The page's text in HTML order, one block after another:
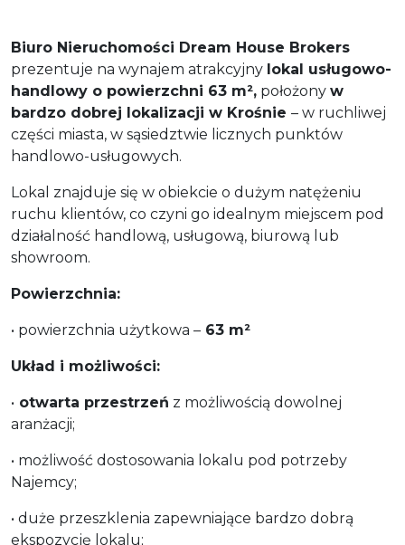
Biuro Nieruchomości Dream House Brokers
prezentuje na wynajem atrakcyjny lokal usługowo-
handlowy o powierzchni 63 m², położony w
bardzo dobrej lokalizacji w Krośnie – w ruchliwej
części miasta, w sąsiedztwie licznych punktów
handlowo-usługowych.
Lokal znajduje się w obiekcie o dużym natężeniu
ruchu klientów, co czyni go idealnym miejscem pod
działalność handlową, usługową, biurową lub
showroom.
Powierzchnia:
• powierzchnia użytkowa – 63 m²
Układ i możliwości:
• otwarta przestrzeń z możliwością dowolnej
aranżacji;
• możliwość dostosowania lokalu pod potrzeby
Najemcy;
• duże przeszklenia zapewniające bardzo dobrą
ekspozycję lokalu;